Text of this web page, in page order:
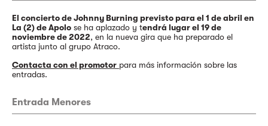
El concierto de Johnny Burning previsto para el 1 de abril en
La (2) de Apolo se ha aplazado y tendrá lugar el 19 de
noviembre de 2022, en la nueva gira que ha preparado el
artista junto al grupo Atraco.
Contacta con el promotor para más información sobre las
entradas.
Entrada Menores